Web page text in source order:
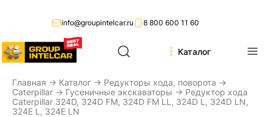
8 800 600 11 60
info@groupintelcar.ru
Каталог
Главная → Каталог → Редукторы хода, поворота →
Caterpillar → Гусеничные экскаваторы → Редуктор хода
Caterpillar 324D, 324D FM, 324D FM LL, 324D L, 324D LN,
324E L, 324E LN